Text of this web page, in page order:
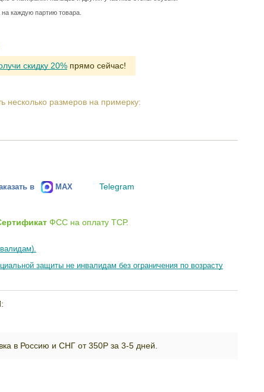
каждую партию товара.
скидку 20% прямо сейчас!
несколько размеров на примерку:
в MAX Telegram
ФСС на оплату ТСР.
защиты не инвалидам без ограничения по возрасту
в Россию и СНГ от 350Р за 3-5 дней.